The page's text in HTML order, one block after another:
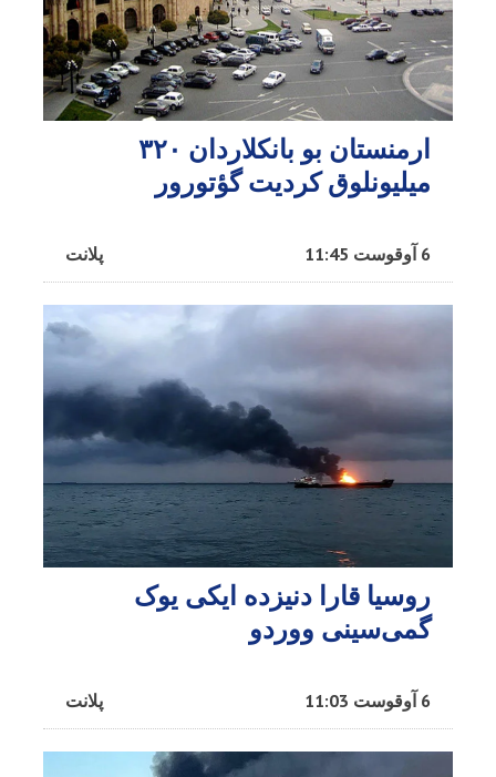
ارمنستان بو بانکلاردان ۳۲۰
میلیونلوق کردیت گؤتورور
پلانت 6 آوقوست 11:45
روسیا قارا دنیزده ایکی یوک
گمی‌سینی ووردو
پلانت 6 آوقوست 11:03